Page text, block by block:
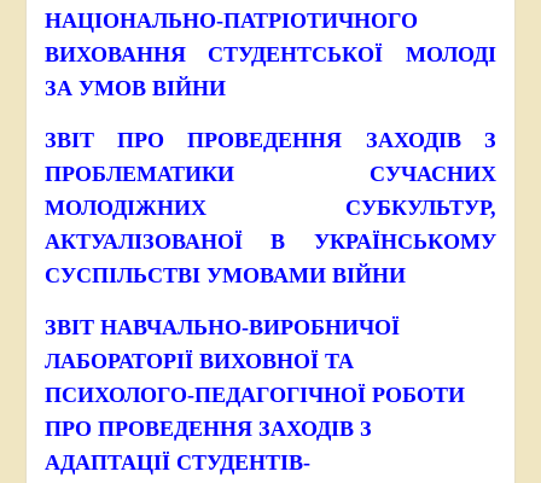
НАЦІОНАЛЬНО-ПАТРІОТИЧНОГО
ВИХОВАННЯ СТУДЕНТСЬКОЇ МОЛОДІ
ЗА УМОВ ВІЙНИ
ЗВІТ ПРО ПРОВЕДЕННЯ ЗАХОДІВ З
ПРОБЛЕМАТИКИ СУЧАСНИХ
МОЛОДІЖНИХ СУБКУЛЬТУР,
АКТУАЛІЗОВАНОЇ В УКРАЇНСЬКОМУ
СУСПІЛЬСТВІ УМОВАМИ ВІЙНИ
ЗВІТ НАВЧАЛЬНО-ВИРОБНИЧОЇ
ЛАБОРАТОРІЇ ВИХОВНОЇ ТА
ПСИХОЛОГО-ПЕДАГОГІЧНОЇ РОБОТИ
ПРО ПРОВЕДЕННЯ ЗАХОДІВ З
АДАПТАЦІЇ СТУДЕНТІВ-